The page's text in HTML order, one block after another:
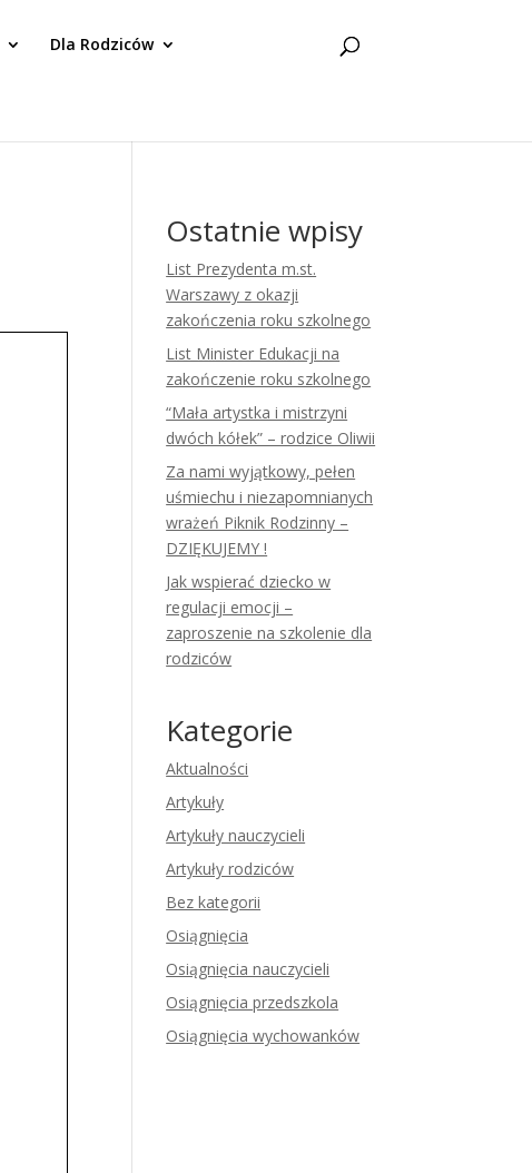
Dla Rodziców
Ostatnie wpisy
List Prezydenta m.st.
Warszawy z okazji
zakończenia roku szkolnego
List Minister Edukacji na
zakończenie roku szkolnego
“Mała artystka i mistrzyni
dwóch kółek” – rodzice Oliwii
Za nami wyjątkowy, pełen
uśmiechu i niezapomnianych
wrażeń Piknik Rodzinny –
DZIĘKUJEMY !
Jak wspierać dziecko w
regulacji emocji –
zaproszenie na szkolenie dla
rodziców
Kategorie
Aktualności
Artykuły
Artykuły nauczycieli
Artykuły rodziców
Bez kategorii
Osiągnięcia
Osiągnięcia nauczycieli
Osiągnięcia przedszkola
Osiągnięcia wychowanków